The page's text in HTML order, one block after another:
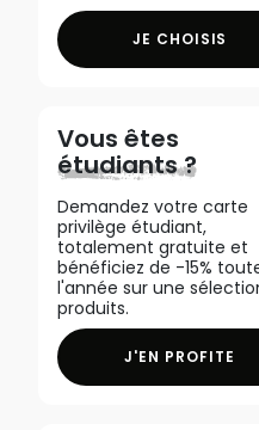
JE CHOISIS
Vous êtes
étudiants ?
Demandez votre carte
privilège étudiant,
totalement gratuite et
bénéficiez de -15%
l'année sur une
produits.
J'EN PROFITE